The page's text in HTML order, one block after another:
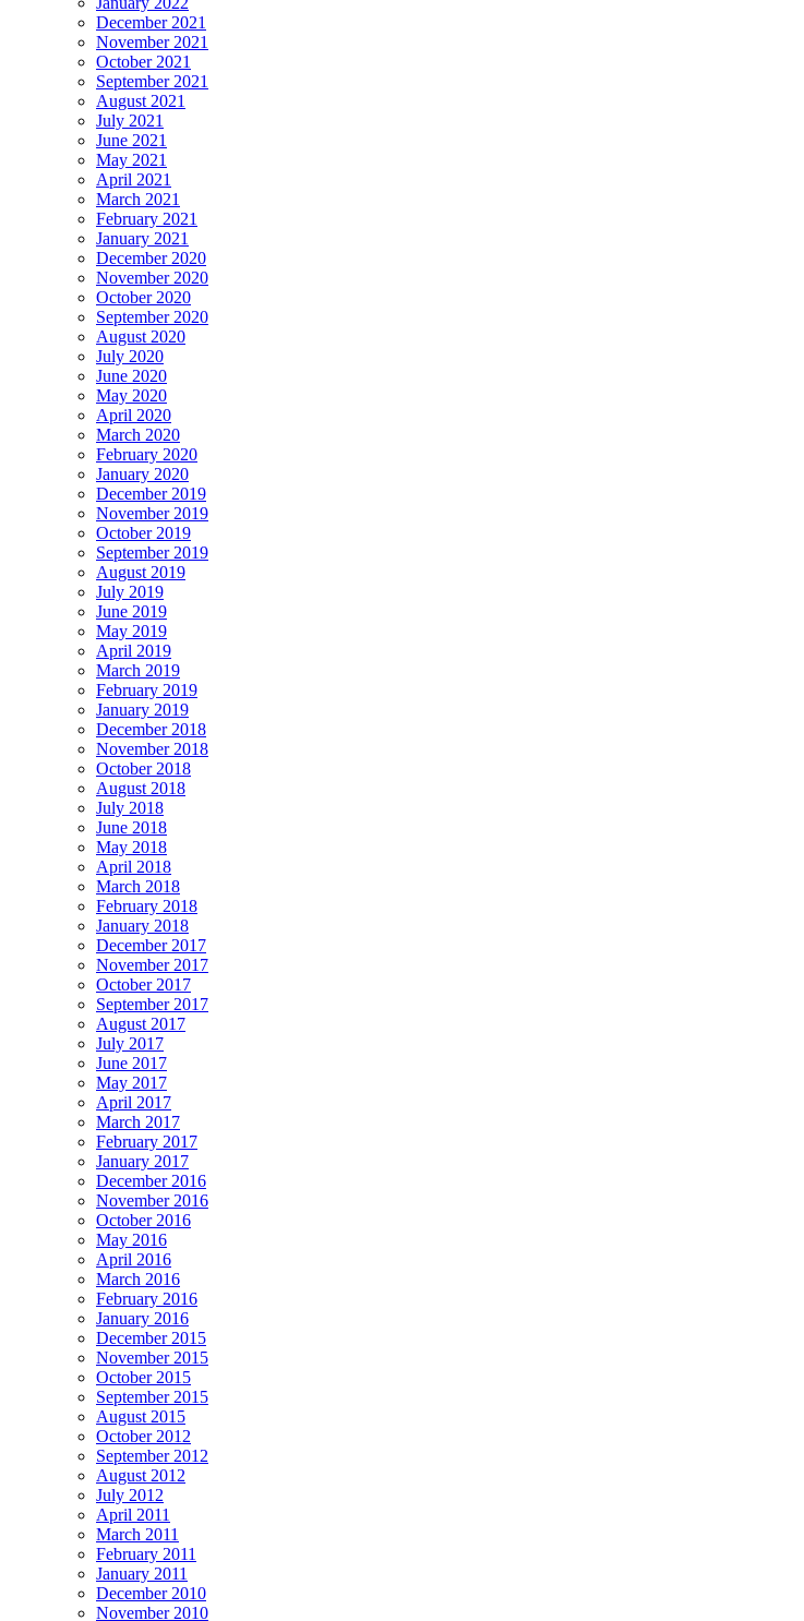
December 2021
November 2021
October 2021
September 2021
August 2021
July 2021
June 2021
May 2021
April 2021
March 2021
February 2021
January 2021
December 2020
November 2020
October 2020
September 2020
August 2020
July 2020
June 2020
May 2020
April 2020
March 2020
February 2020
January 2020
December 2019
November 2019
October 2019
September 2019
August 2019
July 2019
June 2019
May 2019
April 2019
March 2019
February 2019
January 2019
December 2018
November 2018
October 2018
August 2018
July 2018
June 2018
May 2018
April 2018
March 2018
February 2018
January 2018
December 2017
November 2017
October 2017
September 2017
August 2017
July 2017
June 2017
May 2017
April 2017
March 2017
February 2017
January 2017
December 2016
November 2016
October 2016
May 2016
April 2016
March 2016
February 2016
January 2016
December 2015
November 2015
October 2015
September 2015
August 2015
October 2012
September 2012
August 2012
July 2012
April 2011
March 2011
February 2011
January 2011
December 2010
November 2010